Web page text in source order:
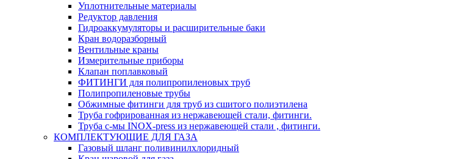
Уплотнительные материалы
Редуктор давления
Гидроаккумуляторы и расширительные баки
Кран водоразборный
Вентильные краны
Измерительные приборы
Клапан поплавковый
ФИТИНГИ для полипропиленовых труб
Полипропиленовые трубы
Обжимные фитинги для труб из сшитого полиэтилена
Труба гофрированная из нержавеющей стали, фитинги.
Труба с-мы INOX-press из нержавеющей стали , фитинги.
КОМПЛЕКТУЮЩИЕ ДЛЯ ГАЗА
Газовый шланг поливинилхлоридный